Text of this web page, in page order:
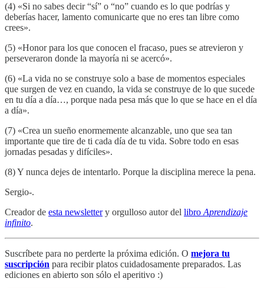
(4) «Si no sabes decir “sí” o “no” cuando es lo que podrías y
deberías hacer, lamento comunicarte que no eres tan libre como
crees».
(5) «Honor para los que conocen el fracaso, pues se atrevieron y
perseveraron donde la mayoría ni se acercó».
(6) «La vida no se construye solo a base de momentos especiales
que surgen de vez en cuando, la vida se construye de lo que sucede
en tu día a día…, porque nada pesa más que lo que se hace en el día
a día».
(7) «Crea un sueño enormemente alcanzable, uno que sea tan
importante que tire de ti cada día de tu vida. Sobre todo en esas
jornadas pesadas y difíciles».
(8) Y nunca dejes de intentarlo. Porque la disciplina merece la pena.
Sergio-.
Creador de esta newslettery orgulloso autor del libro Aprendizaje
infinito.
Suscríbete para no perderte la próxima edición. O mejora tu
suscripción para recibir platos cuidadosamente preparados. Las
ediciones en abierto son sólo el aperitivo :)